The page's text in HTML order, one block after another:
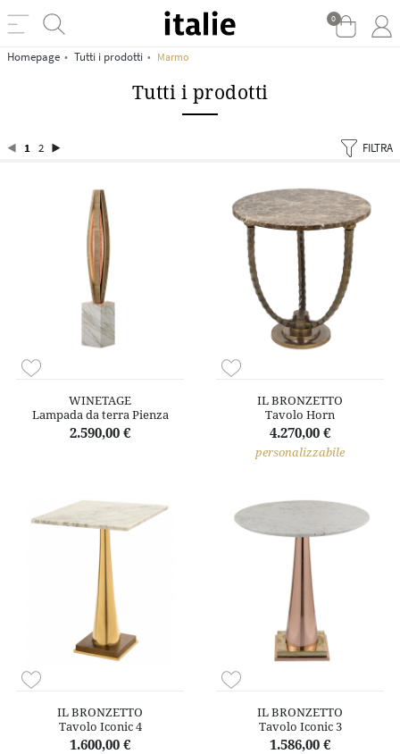
0
Homepage Tutti i prodotti Marmo
Tutti i prodotti
1 2 FILTRA
WINETAGE
Lampada da terra Pienza
2.590,00 €
IL BRONZETTO
Tavolo Horn
4.270,00 €
personalizzabile
IL BRONZETTO
Tavolo Iconic 4
1.600,00 €
IL BRONZETTO
Tavolo Iconic 3
1.586,00 €